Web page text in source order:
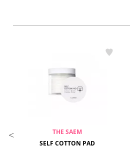
THE SAEM
SELF COTTON PAD